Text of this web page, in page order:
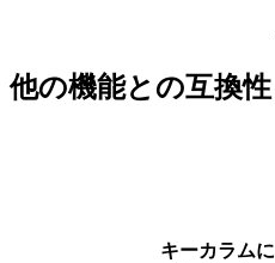
他の機能との互換性
キーカラムに